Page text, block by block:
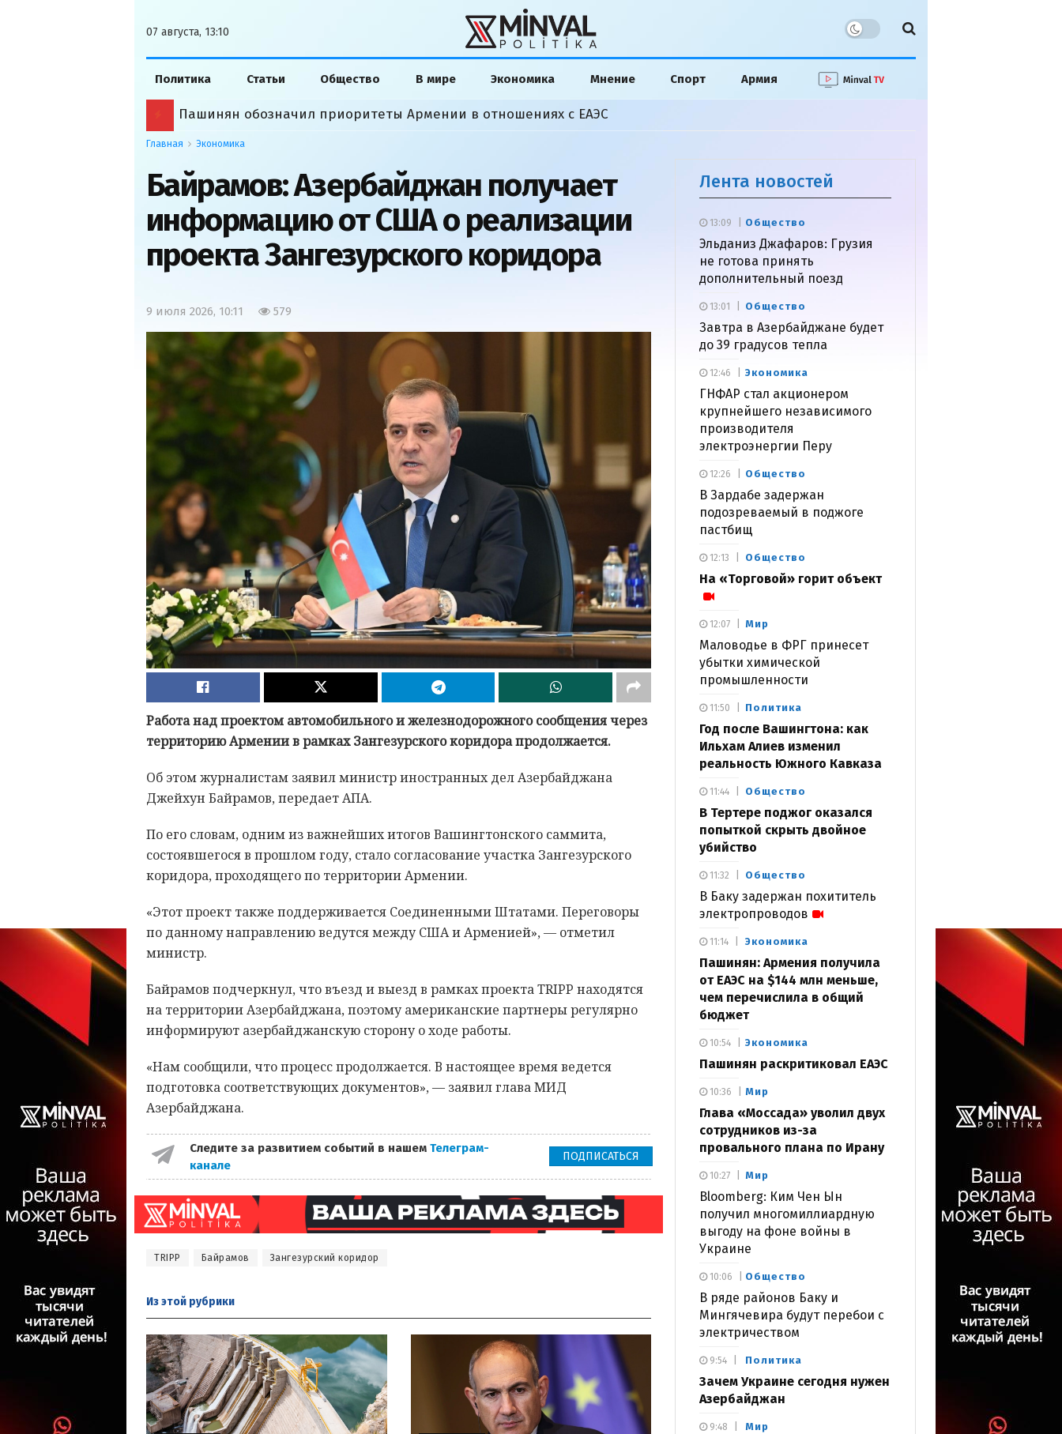
07 августа, 13:10
Политика Статьи Общество В мире Экономика Мнение Спорт Армия
Пашинян обозначил приоритеты Армении в отношениях с ЕАЭС
Главная Экономика
Байрамов: Азербайджан получает
информацию от США о реализации
проекта Зангезурского коридора
9 июля 2026, 10:11 579
Работа над проектом автомобильного и железнодорожного сообщения через
территорию Армении в рамках Зангезурского коридора продолжается.
Об этом журналистам заявил министр иностранных дел Азербайджана
Джейхун Байрамов, передает АПА.
По его словам, одним из важнейших итогов Вашингтонского саммита,
состоявшегося в прошлом году, стало согласование участка Зангезурского
коридора, проходящего по территории Армении.
«Этот проект также поддерживается Соединенными Штатами. Переговоры
по данному направлению ведутся между США и Арменией», — отметил
министр.
Байрамов подчеркнул, что въезд и выезд в рамках проекта TRIPP находятся
на территории Азербайджана, поэтому американские партнеры регулярно
информируют азербайджанскую сторону о ходе работы.
«Нам сообщили, что процесс продолжается. В настоящее время ведется
подготовка соответствующих документов», — заявил глава МИД
Азербайджана.
Следите за развитием событий в нашем Телеграм-
канале
ПОДПИСАТЬСЯ
TRIPP Байрамов Зангезурский коридор
Из этой рубрики
Лента новостей
Общество
Эльданиз Джафаров: Грузия
не готова принять
дополнительный поезд
13:09
Общество
Завтра в Азербайджане будет
до 39 градусов тепла
13:01
Экономика
ГНФАР стал акционером
крупнейшего независимого
производителя
электроэнергии Перу
12:46
Общество
В Зардабе задержан
подозреваемый в поджоге
пастбищ
12:26
Общество
На «Торговой» горит объект
12:13
Мир
Маловодье в ФРГ принесет
убытки химической
промышленности
12:07
Политика
Год после Вашингтона: как
Ильхам Алиев изменил
реальность Южного Кавказа
11:50
Общество
В Тертере поджог оказался
попыткой скрыть двойное
убийство
11:44
Общество
В Баку задержан похититель
электропроводов
11:32
Экономика
Пашинян: Армения получила
от ЕАЭС на $144 млн меньше,
чем перечислила в общий
бюджет
11:14
Экономика
Пашинян раскритиковал ЕАЭС
10:54
Мир
Глава «Моссада» уволил двух
сотрудников из-за
провального плана по Ирану
10:36
Мир
Bloomberg: Ким Чен Ын
получил многомиллиардную
выгоду на фоне войны в
Украине
10:27
Общество
В ряде районов Баку и
Мингячевира будут перебои с
электричеством
10:06
Политика
Зачем Украине сегодня нужен
Азербайджан
9:54
Мир
9:48